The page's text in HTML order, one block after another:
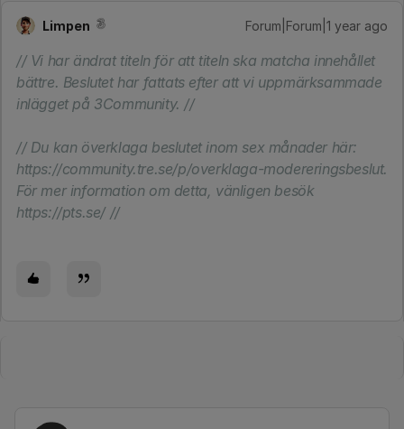
Limpen Forum|Forum|1 year ago
// Vi har ändrat titeln för att titeln ska matcha innehållet
bättre. Beslutet har fattats efter att vi uppmärksammade
inlägget på 3Community. //
// Du kan överklaga beslutet inom sex månader här:
https://community.tre.se/p/overklaga-modereringsbeslut.
För mer information om detta, vänligen besök
https://pts.se/ //